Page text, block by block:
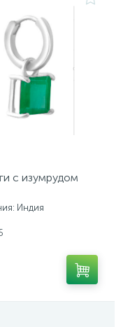
с изумрудом
Индия